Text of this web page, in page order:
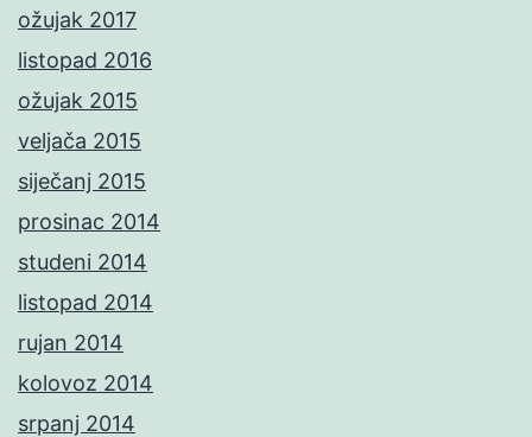
ožujak 2017
listopad 2016
ožujak 2015
veljača 2015
siječanj 2015
prosinac 2014
studeni 2014
listopad 2014
rujan 2014
kolovoz 2014
srpanj 2014